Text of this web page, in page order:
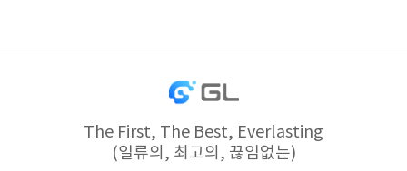
The First, The Best, Everlasting
(일류의, 최고의, 끊임없는)